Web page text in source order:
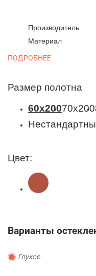
Производитель
Материал
ПОДРОБНЕЕ
Размер полотна
60x20070x200
Цвет:
Варианты
Глухое